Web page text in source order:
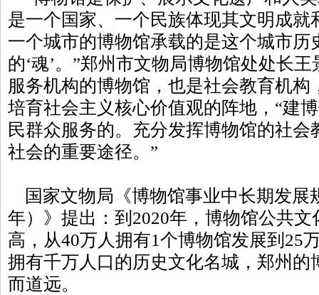
是一个国家、一个民族体现其文明成就
一个城市的博物馆承载的是这个城市历
的‘魂’。”郑州市文物局博物馆处处长
服务机构的博物馆，也是社会教育机
培育社会主义核心价值观的阵地，“建
民群众服务的。充分发挥博物馆的社
社会的重要途径。”
国家文物局《博物馆事业中长期发展
年）》提出：到2020年，博物馆公共
高，从40万人拥有1个博物馆发展到25
拥有千万人口的历史文化名城，郑州的
而道远。